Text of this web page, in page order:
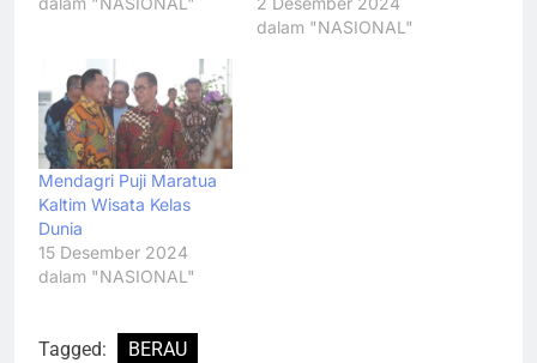
dalam "NASIONAL"
Mendagri Puji Maratua
Kaltim Wisata Kelas
Dunia
15 Desember 2024
dalam "NASIONAL"
Tagged: BERAU